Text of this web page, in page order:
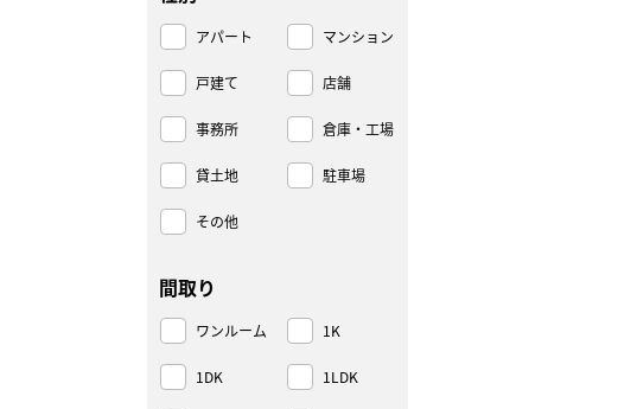
アパート マンション
戸建て 店舗
事務所 倉庫・工場
貸土地 駐車場
その他
間取り
ワンルーム 1K
1DK 1LDK